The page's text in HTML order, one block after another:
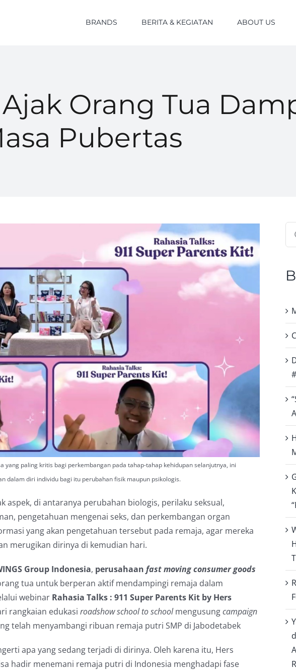
BRANDS BERITA & KEGIATAN ABOUT US
Orang Tua
Pubertas
yang paling kritis bagi perkembangan pada tahap-tahap kehidupan selanjutnya, ini
dalam diri individu bagi itu perubahan fisik maupun psikologis.
aspek, di antaranya perubahan biologis, perilaku seksual,
pengetahuan mengenai seks, dan perkembangan organ
yang akan pengetahuan tersebut pada remaja, agar mereka
merugikan dirinya di kemudian hari.
Group Indonesia, perusahaan fast moving consumer goods
tua untuk berperan aktif mendampingi remaja dalam
webinar Rahasia Talks : 911 Super Parents Kit by Hers
rangkaian edukasi roadshow school to schoolmengusungcampaign
telah menyambangi ribuan remaja putri SMP di Jabodetabek
apa yang sedang terjadi di dirinya. Oleh karena itu, Hers
hadir menemani remaja putri di Indonesia menghadapi fase